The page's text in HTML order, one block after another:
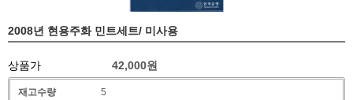
2008년 현용주화 민트세트/ 미사용
상품가 42,000원
재고수량 5